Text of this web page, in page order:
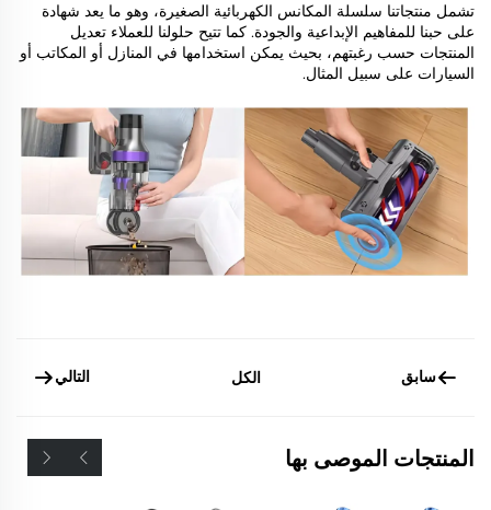
تشمل منتجاتنا سلسلة المكانس الكهربائية الصغيرة، وهو ما يعد شهادة
على حبنا للمفاهيم الإبداعية والجودة. كما تتيح حلولنا للعملاء تعديل
المنتجات حسب رغبتهم، بحيث يمكن استخدامها في المنازل أو المكاتب أو
السيارات على سبيل المثال.
سابق الكل التالي
المنتجات الموصى بها